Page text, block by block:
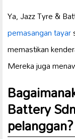
Ya, Jazz Tyre &
pemasangan tayar
memastikan
Mereka juga
Battery
pelanggan?